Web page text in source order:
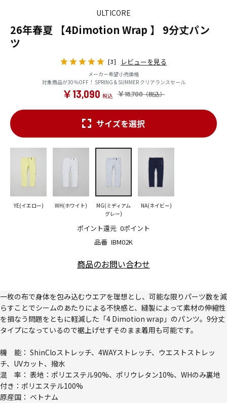
ULTICORE
26年春夏 【4Dimotion Wrap 】 9分丈パン
ツ
[3] レビューを見る
メーカー希望小売価格
対象商品が30％OFF！ SPRING & SUMMER クリアランスセール
￥18,700
￥13,090
品番 IBM02K
ポイント還元 0ポイント
サイズを選択
YE(イエロー) WH(ホワイト)
MG(ミディアム
グレー)
NA(ネイビー)
商品のお問い合わせ
一枚の布で身体を包み込むウエアを理想とし、可能な限りパーツ数を減
らすことでシームのあたりによる不快感と、縫製によって素材の伸縮性
を損なう問題をともに軽減した「4 Dimotion wrap」のパンツ。9分丈
タイプになっているので裾上げせずそのまま着用も可能です。
機 能： ShinCloストレッチ、4WAYストレッチ、ウエストストレッ
チ、UVカット、撥水
混 率： 表地：ポリエステル90%、ポリウレタン10%、WHのみ裏地
付き：ポリエステル100%
原産国： ベトナム